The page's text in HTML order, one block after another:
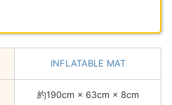
INFLATABLE MAT
約190cm × 63cm × 8cm